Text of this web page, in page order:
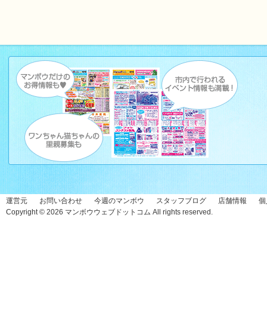
運営元 お問い合わせ 今週のマンボウ スタッフブログ 店舗情報
Copyright © 2026 マンボウウェブドットコム All rights reserved.